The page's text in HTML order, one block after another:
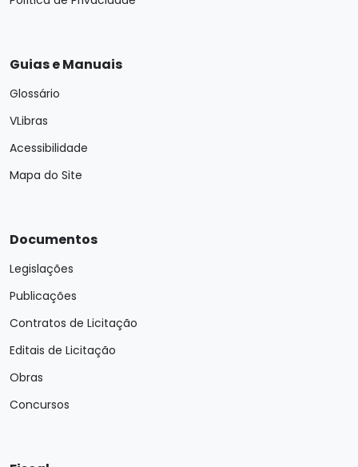
Guias e Manuais
Glossário
VLibras
Acessibilidade
Mapa do Site
Documentos
Legislações
Publicações
Contratos de Licitação
Editais de Licitação
Obras
Concursos